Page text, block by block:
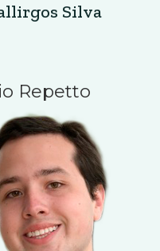
Silva
Repetto